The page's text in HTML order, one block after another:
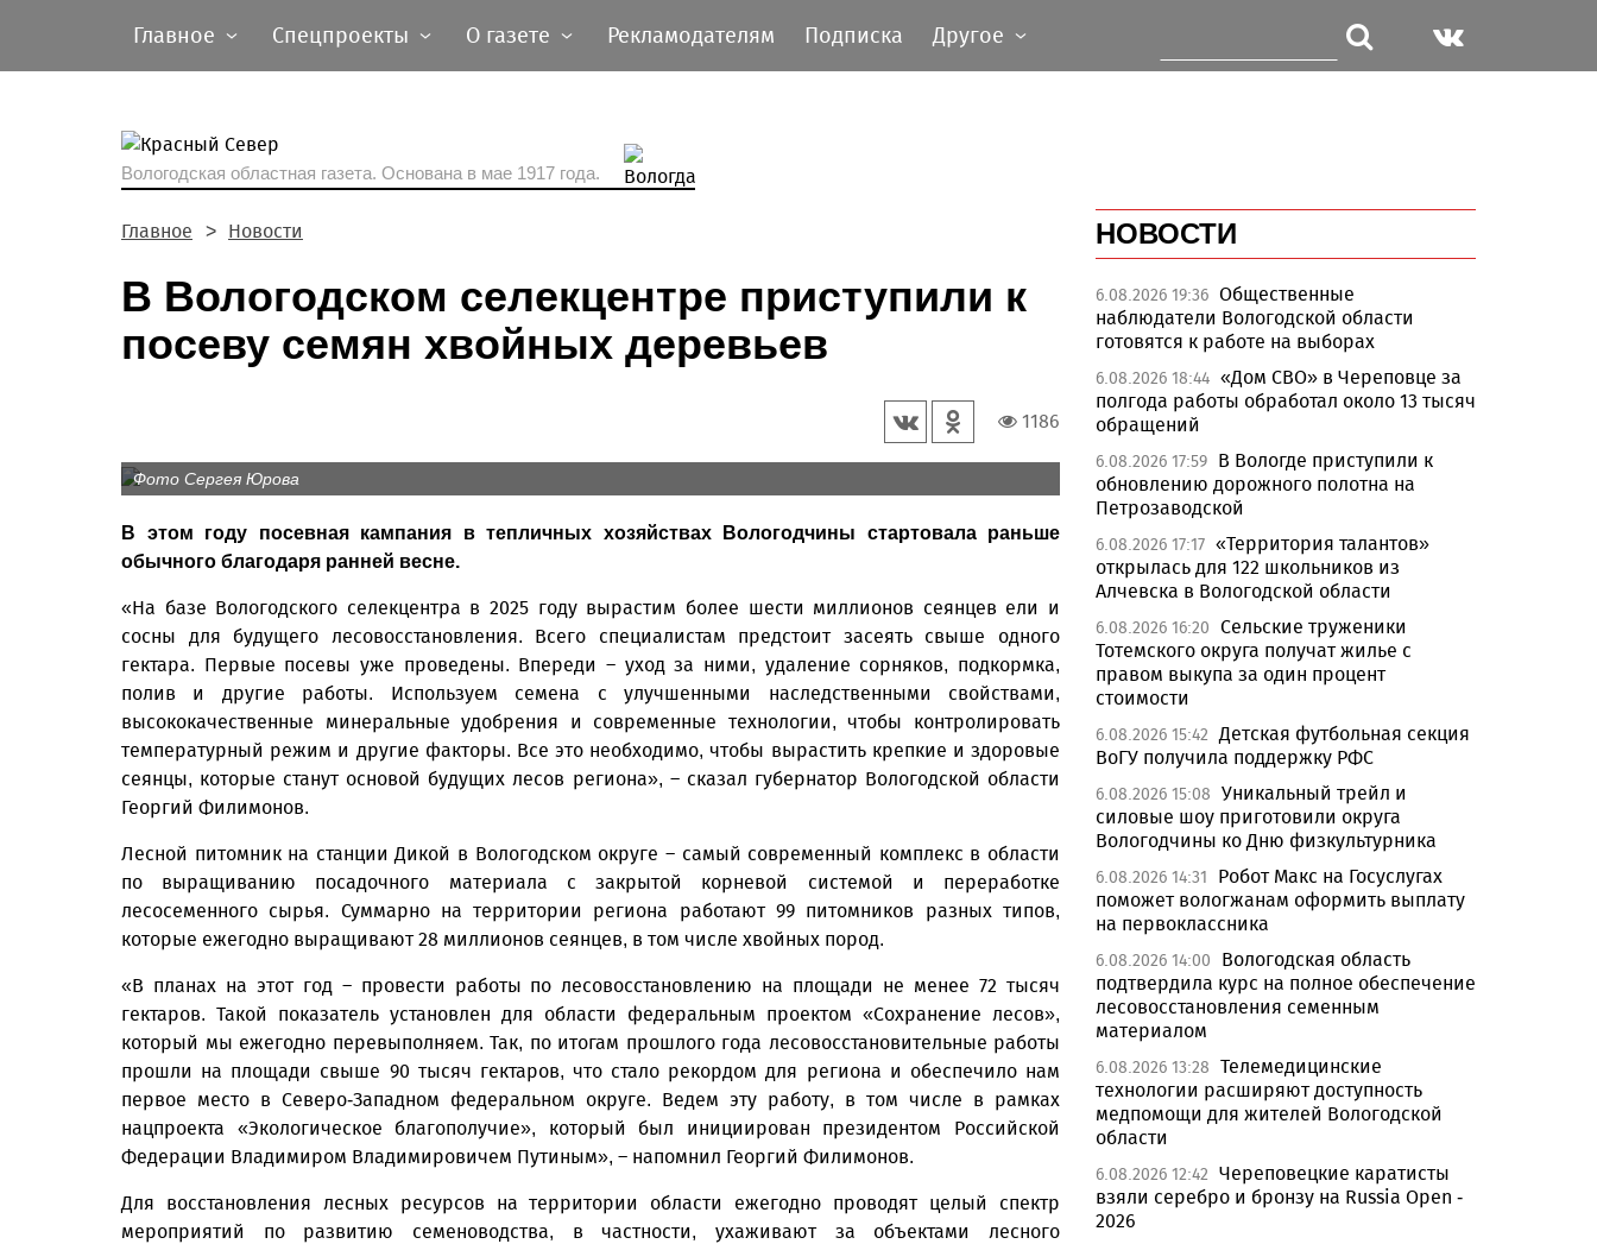
Главное Спецпроекты О газете Рекламодателям Подписка Другое
Вологодская областная газета. Основана в мае 1917 года.
Главное Новости
В Вологодском селекцентре приступили к
посеву семян хвойных деревьев
1186
Фото Сергея Юрова
В этом году посевная кампания в тепличных хозяйствах Вологодчины стартовала раньше
обычного благодаря ранней весне.
«На базе Вологодского селекцентра в 2025 году вырастим более шести миллионов сеянцев ели и
сосны для будущего лесовосстановления. Всего специалистам предстоит засеять свыше одного
гектара. Первые посевы уже проведены. Впереди – уход за ними, удаление сорняков, подкормка,
полив и другие работы. Используем семена с улучшенными наследственными свойствами,
высококачественные минеральные удобрения и современные технологии, чтобы контролировать
температурный режим и другие факторы. Все это необходимо, чтобы вырастить крепкие и здоровые
сеянцы, которые станут основой будущих лесов региона», – сказал губернатор Вологодской области
Георгий Филимонов.
Лесной питомник на станции Дикой в Вологодском округе – самый современный комплекс в области
по выращиванию посадочного материала с закрытой корневой системой и переработке
лесосеменного сырья. Суммарно на территории региона работают 99 питомников разных типов,
которые ежегодно выращивают 28 миллионов сеянцев, в том числе хвойных пород.
«В планах на этот год – провести работы по лесовосстановлению на площади не менее 72 тысяч
гектаров. Такой показатель установлен для области федеральным проектом «Сохранение лесов»,
который мы ежегодно перевыполняем. Так, по итогам прошлого года лесовосстановительные работы
прошли на площади свыше 90 тысяч гектаров, что стало рекордом для региона и обеспечило нам
первое место в Северо-Западном федеральном округе. Ведем эту работу, в том числе в рамках
нацпроекта «Экологическое благополучие», который был инициирован президентом Российской
Федерации Владимиром Владимировичем Путиным», – напомнил Георгий Филимонов.
Для восстановления лесных ресурсов на территории области ежегодно проводят целый спектр
мероприятий по развитию семеноводства, в частности, ухаживают за объектами лесного
НОВОСТИ
6.08.2026 19:36 Общественные
наблюдатели Вологодской области
готовятся к работе на выборах
6.08.2026 18:44 «Дом СВО» в Череповце за
полгода работы обработал около 13 тысяч
обращений
6.08.2026 17:59 В Вологде приступили к
обновлению дорожного полотна на
Петрозаводской
6.08.2026 17:17 «Территория талантов»
открылась для 122 школьников из
Алчевска в Вологодской области
6.08.2026 16:20 Сельские труженики
Тотемского округа получат жилье с
правом выкупа за один процент
стоимости
6.08.2026 15:42 Детская футбольная секция
ВоГУ получила поддержку РФС
6.08.2026 15:08 Уникальный трейл и
силовые шоу приготовили округа
Вологодчины ко Дню физкультурника
6.08.2026 14:31
Робот Макс на Госуслугах
поможет вологжанам оформить выплату
на первоклассника
6.08.2026 14:00
Вологодская область
подтвердила курс на полное обеспечение
лесовосстановления семенным
материалом
6.08.2026 13:28 Телемедицинские
технологии расширяют доступность
медпомощи для жителей Вологодской
области
6.08.2026 12:42 Череповецкие каратисты
взяли серебро и бронзу на Russia Open -
2026